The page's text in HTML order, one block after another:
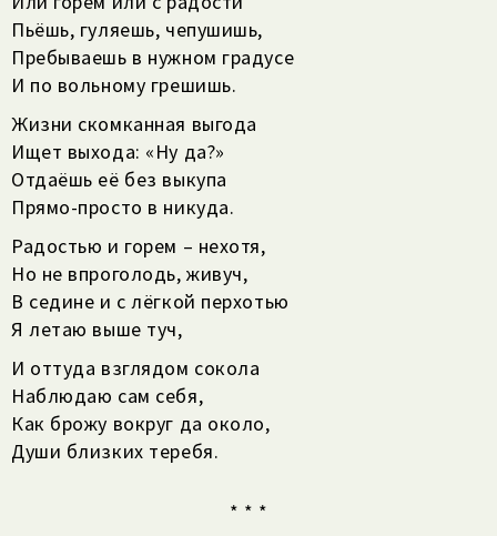
Пьёшь, гуляешь, чепушишь,
Пребываешь в нужном градусе
И по вольному грешишь.
Жизни скомканная выгода
Ищет выхода: «Ну да?»
Отдаёшь её без выкупа
Прямо-просто в никуда.
Радостью и горем – нехотя,
Но не впроголодь, живуч,
В седине и с лёгкой перхотью
Я летаю выше туч,
И оттуда взглядом сокола
Наблюдаю сам себя,
Как брожу вокруг да около,
Души близких теребя.
* * *